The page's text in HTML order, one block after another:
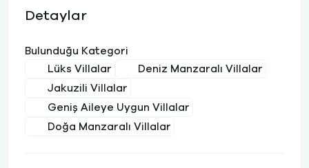
Detaylar
Bulunduğu Kategori
Lüks Villalar
Deniz Manzaralı Villalar
Jakuzili Villalar
Geniş Aileye Uygun Villalar
Doğa Manzaralı Villalar